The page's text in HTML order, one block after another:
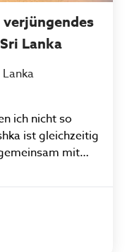
verjüngendes
Lanka
ich nicht so
ist gleichzeitig
mit
tut er alles
wohl fühlen.
hat sich ab der
und